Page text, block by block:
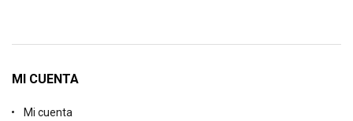
MI CUENTA
Mi cuenta